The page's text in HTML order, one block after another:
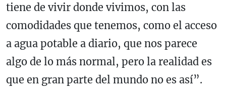
tiene de vivir donde vivimos, con las
comodidades que tenemos, como el acceso
a agua potable a diario, que nos parece
algo de lo más normal, pero la realidad es
que en gran parte del mundo no es así”.